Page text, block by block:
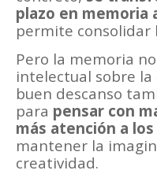
plazo en memoria
permite consolidar
Pero la memoria
intelectual sobre la
buen descanso
para pensar con
más atención a
mantener la
creatividad.